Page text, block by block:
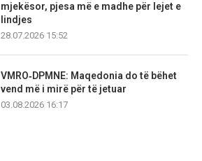
mjekësor, pjesa më e madhe për lejet e
lindjes
28.07.2026 15:52
VMRO‑DPMNE: Maqedonia do të bëhet
vend më i mirë për të jetuar
03.08.2026 16:17